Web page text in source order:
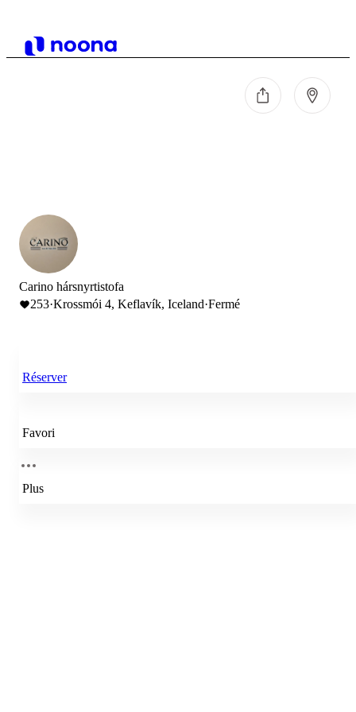
Carino hársnyrtistofa
253·Krossmói 4, Keflavík, Iceland·Fermé
Réserver
Favori
Plus